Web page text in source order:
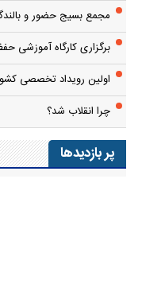
مجمع بسیج حضور و
برگزاری کارگاه
اولین رویداد تخصصی
چرا انقلاب شد؟
پر بازدیدها